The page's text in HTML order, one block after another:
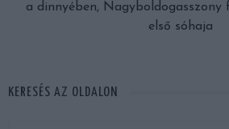
a dinnyében, Nagyboldogasszony
első sóhaja
KERESÉS AZ OLDALON